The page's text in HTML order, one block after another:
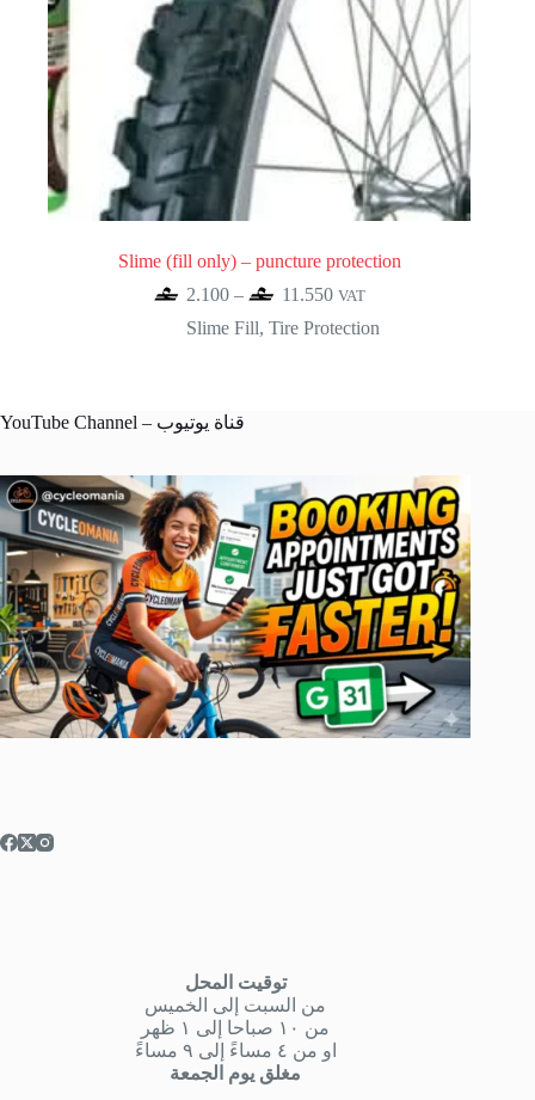
Slime (fill only) – puncture protection
2.100 – 11.550Price
2.100
VAT
Slime Fill,Tire Protection
YouTube Channel – قناة يوتيوب
توقيت المحل
من السبت إلى الخميس
من ١٠ صباحا إلى ١ ظهر
او من ٤ مساءً إلى ٩ مساءً
مغلق يوم الجمعة